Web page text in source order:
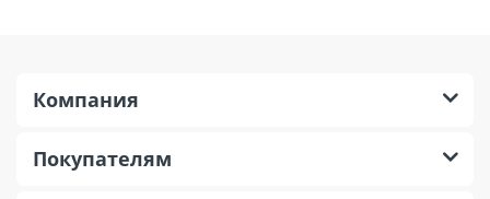
Компания
Покупателям